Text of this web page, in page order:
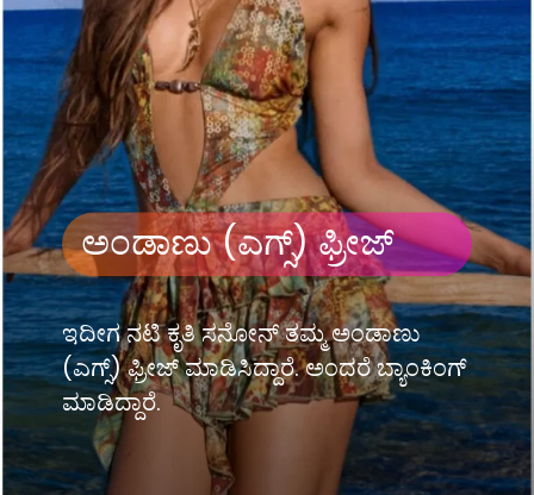
ಇದೀಗ ನಟಿ ಕೃತಿ ಸನೋನ್ ತಮ್ಮ ಅಂಡಾಣು
(ಎಗ್ಸ್) ಫ್ರೀಜ್ ಮಾಡಿಸಿದ್ದಾರೆ. ಅಂದರೆ ಬ್ಯಾಂಕಿಂಗ್
ಮಾಡಿದ್ದಾರೆ.
ಅಂಡಾಣು (ಎಗ್ಸ್) ಫ್ರೀಜ್